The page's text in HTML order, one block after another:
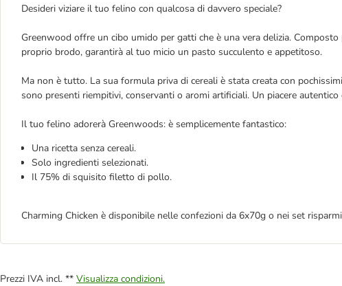
Desideri viziare il tuo felino con qualcosa di davvero speciale?
Greenwood offre un cibo umido per gatti che è una vera delizia.
proprio brodo, garantirà al tuo micio un pasto succulento e appetitoso.
Ma non è tutto. La sua formula priva di cereali è stata creata con
sono presenti riempitivi, conservanti o aromi artificiali. Un piacere
Il tuo felino adorerà Greenwoods: è semplicemente fantastico:
Una ricetta senza cereali.
Solo ingredienti selezionati.
Il 75% di squisito filetto di pollo.
Charming Chicken è disponibile nelle confezioni da 6x70g o nei set
Prezzi IVA incl. ** Visualizza condizioni.